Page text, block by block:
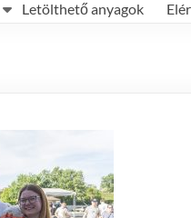
Letölthető anyagok